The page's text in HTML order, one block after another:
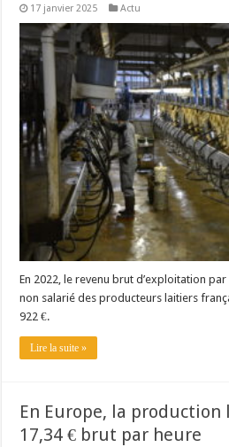
Un été fructueux pour Lactalis
17 janvier 2025 Actu
En 2022, le revenu brut d’exploitation
non salarié des producteurs laitiers
922 €.
Lire la suite »
En Europe, la
17,34 € brut par heure